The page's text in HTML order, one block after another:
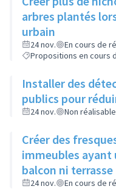
arbres plantés
urbain
24 nov.
En cours de
Propositions en cours
Installer des
publics pour
24 nov. Non réalisable
Créer des
immeubles ayant
balcon ni terrasse
24 nov. En cours de